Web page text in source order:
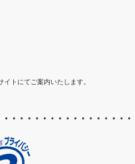
トにてご案内いたします。